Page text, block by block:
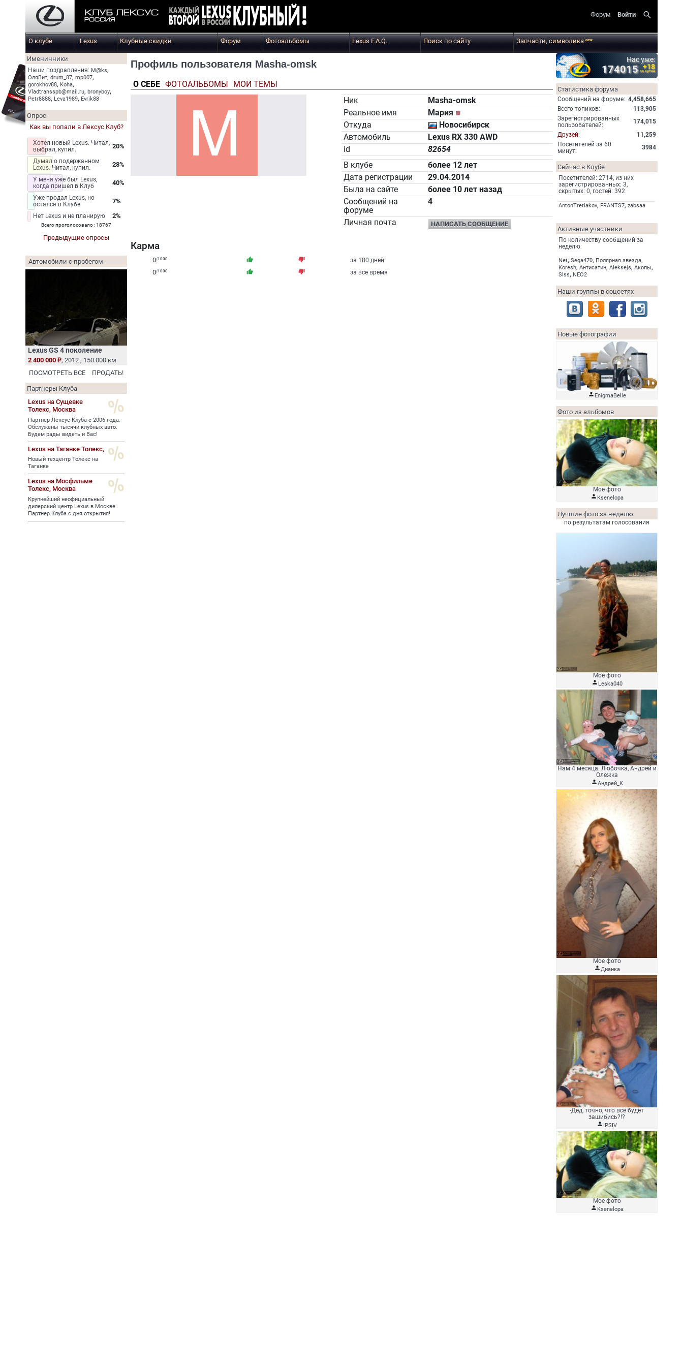
Форум Войти search
О клубе Lexus Клубные скидки Форум Фотоальбомы Lexus F.A.Q. Поиск по сайту Запчасти, символикаnew
Именинники
Наши поздравления: M@ks,
ОляВит, drum_87, mp007,
gorokhov88, Koha,
Vladtransspb@mail.ru, bronyboy,
Petr8888, Leva1989, Evrik88
Опрос
Как вы попали в Лексус Клуб?
Хотел новый Lexus. Читал,
выбрал, купил.
20%
Думал о подержанном
Lexus. Читал, купил.
28%
У меня уже был Lexus,
когда пришел в Клуб
40%
Уже продал Lexus, но
остался в Клубе
7%
Нет Lexus и не планирую 2%
Всего проголосовало : 18767
Предыдущие опросы
Автомобили с пробегом
Lexus GS 4 поколение
2 400 000
, 2012 , 150 000 км
ПОСМОТРЕТЬ ВСЕ
ПРОДАТЬ!
Партнеры Клуба
Lexus на Сущевке
Толекс, Москва
Партнер Лексус-Клуба с 2006 года.
Обслужены тысячи клубных авто.
Будем рады видеть и Вас!
Lexus на Таганке Толекс,
Новый техцентр Толекс на
Таганке
Lexus на Мосфильме
Толекс, Москва
Крупнейший неофициальный
дилерский центр Lexus в Москве.
Партнер Клуба с дня открытия!
Профиль пользователя Masha-omsk
О СЕБЕ ФОТОАЛЬБОМЫ
МОИ ТЕМЫ
Ник
Masha-omsk
Реальное имя
Мария
Откуда
Новосибирск
Автомобиль
Lexus RX 330 AWD
id
82654
В клубе
более 12 лет
Дата регистрации
29.04.2014
Была на сайте
более 10 лет назад
Сообщений на
форуме
4
Личная почта НАПИСАТЬ СООБЩЕНИЕ
Карма
0/1000 thumb_up thumb_down за 180 дней
0/1000 thumb_up thumb_down за все время
Нас уже:
174015 +18
за сутки
Статистика форума
Cообщений на форуме: 4,458,665
Всего топиков:
113,905
Зарегистрированных
пользователей:
174,015
Друзей:
11,259
Посетителей за 60
минут:
3984
Сейчас в Клубе
Посетителей: 2714, из них
зарегистрированных: 3,
скрытых: 0, гостей: 392
AntonTretiakov, FRANTS7, zabsaa
Активные участники
По количеству сообщений за
неделю:
Net, Sega470, Полярная звезда,
Koresh, Антисатин, Aleksejs, Акопы,
Slss, NEO2
Наши группы в соцсетях
Новые фотографии
 EnigmaBelle
Фото из альбомов
Мое фото
 Ksenelopa
Лучшие фото за неделю
по результатам голосования
Мое фото
 Leska040
Нам 4 месяца. Любочка, Андрей и
Олежка
Андрей_K
Мое фото
Дианка
-Дед, точно, что всё будет
зашибись?!?
 IPSIV
Мое фото
 Ksenelopa